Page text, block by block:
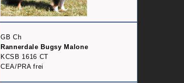
GB Ch
Rannerdale Bugsy Malone
KCSB 1616 CT
CEA/PRA frei